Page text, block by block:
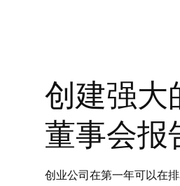
创建强大
董事会报
创业公司在第一年可以在